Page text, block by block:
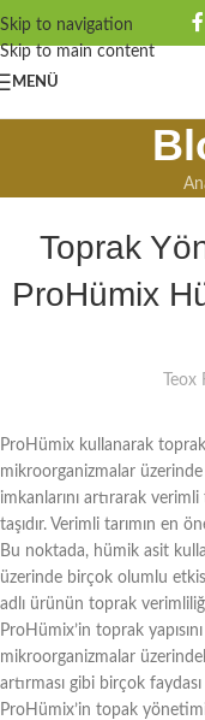
Skip to navigation
Skip to main content
MENÜ
Toprak
ProHümix
Teox
ProHümix kullanarak
mikroorganizmalar
imkanlarını artırarak
taşıdır. Verimli tarımın en
Bu noktada, hümik asit
üzerinde birçok olumlu
adlı ürünün toprak
ProHümix’in toprak
mikroorganizmalar
artırması gibi birçok
ProHümix’in topak